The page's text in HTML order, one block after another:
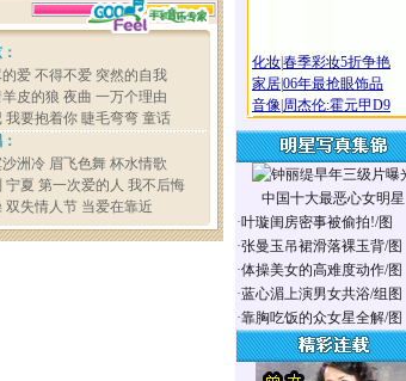
化妆春季彩妆5折争艳
家居06年最抢眼饰品
音像 周杰伦:霍元甲D9
中国十大最恶心女明星
·叶璇闺房密事被偷拍!/图
·张曼玉吊裙滑落裸玉背/图
·体操美女的高难度动作/图
·蓝心湄上演男女共浴/组图
·靠胸吃饭的众女星全解/图